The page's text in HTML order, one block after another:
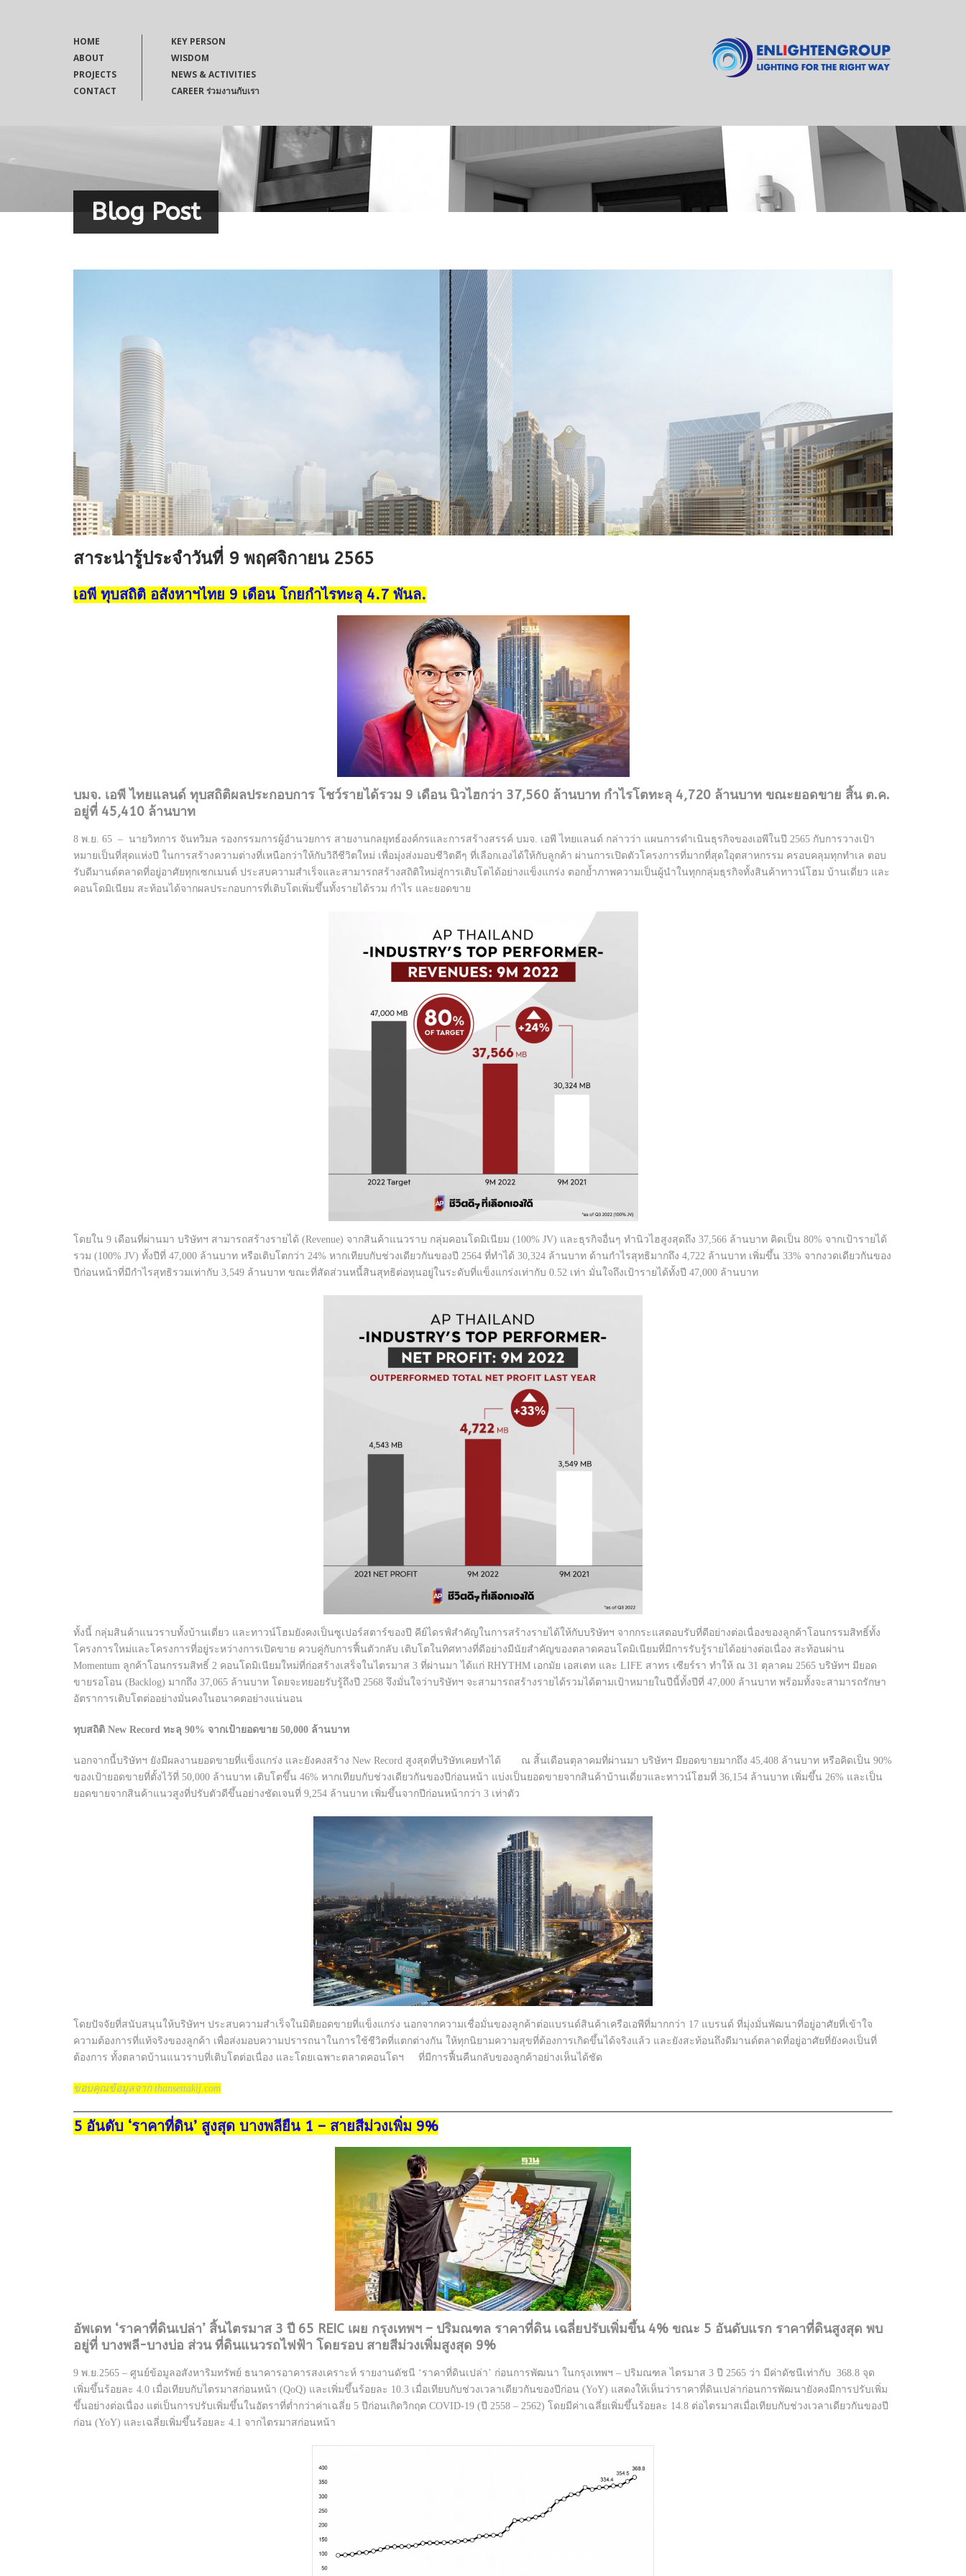
HOME
ABOUT
PROJECTS
CONTACT
KEY PERSON
WISDOM
NEWS & ACTIVITIES
CAREER ร่วมงานกับเรา
Blog Post
สาระน่ารู้ประจำวันที่ 9 พฤศจิกายน 2565
เอพี ทุบสถิติ อสังหาฯไทย 9 เดือน โกยกำไรทะลุ 4.7 พันล.
บมจ. เอพี ไทยแลนด์ ทุบสถิติผลประกอบการ โชว์รายได้รวม 9 เดือน นิวไฮกว่า 37,560 ล้านบาท กำไรโตทะลุ 4,720 ล้านบาท ขณะยอดขาย สิ้น ต.ค.
อยู่ที่ 45,410 ล้านบาท
8 พ.ย. 65 – นายวิทการ จันทวิมล รองกรรมการผู้อำนวยการ สายงานกลยุทธ์องค์กรและการสร้างสรรค์ บมจ. เอพี ไทยแลนด์ กล่าวว่า แผนการดำเนินธุรกิจของเอพีในปี 2565 กับการวางเป้า
หมายเป็นที่สุดแห่งปี ในการสร้างความต่างที่เหนือกว่าให้กับวิถีชีวิตใหม่ เพื่อมุ่งส่งมอบชีวิตดีๆ ที่เลือกเองได้ให้กับลูกค้า ผ่านการเปิดตัวโครงการที่มากที่สุดใอุตสาหกรรม ครอบคลุมทุกทำเล ตอบ
รับดีมานด์ตลาดที่อยู่อาศัยทุกเซกเมนต์ ประสบความสำเร็จและสามารถสร้างสถิติใหม่สู่การเติบโตได้อย่างแข็งแกร่ง ตอกย้ำภาพความเป็นผู้นำในทุกกลุ่มธุรกิจทั้งสินค้าทาวน์โฮม บ้านเดี่ยว และ
คอนโดมิเนียม สะท้อนได้จากผลประกอบการที่เติบโตเพิ่มขึ้นทั้งรายได้รวม กำไร และยอดขาย
โดยใน 9 เดือนที่ผ่านมา บริษัทฯ สามารถสร้างรายได้ (Revenue) จากสินค้าแนวราบ กลุ่มคอนโดมิเนียม (100% JV) และธุรกิจอื่นๆ ทำนิวไฮสูงสุดถึง 37,566 ล้านบาท คิดเป็น 80% จากเป้ารายได้
รวม (100% JV) ทั้งปีที่ 47,000 ล้านบาท หรือเติบโตกว่า 24% หากเทียบกับช่วงเดียวกันของปี 2564 ที่ทำได้ 30,324 ล้านบาท ด้านกำไรสุทธิมากถึง 4,722 ล้านบาท เพิ่มขึ้น 33% จากงวดเดียวกันของ
ปีก่อนหน้าที่มีกำไรสุทธิรวมเท่ากับ 3,549 ล้านบาท ขณะที่สัดส่วนหนี้สินสุทธิต่อทุนอยู่ในระดับที่แข็งแกร่งเท่ากับ 0.52 เท่า มั่นใจถึงเป้ารายได้ทั้งปี 47,000 ล้านบาท
ทั้งนี้ กลุ่มสินค้าแนวราบทั้งบ้านเดี่ยว และทาวน์โฮมยังคงเป็นซูเปอร์สตาร์ของปี คีย์ไดรฟ์สำคัญในการสร้างรายได้ให้กับบริษัทฯ จากกระแสตอบรับที่ดีอย่างต่อเนื่องของลูกค้าโอนกรรมสิทธิ์ทั้ง
โครงการใหม่และโครงการที่อยู่ระหว่างการเปิดขาย ควบคู่กับการฟื้นตัวกลับ เติบโตในทิศทางที่ดีอย่างมีนัยสำคัญของตลาดคอนโดมิเนียมที่มีการรับรู้รายได้อย่างต่อเนื่อง สะท้อนผ่าน
Momentum ลูกค้าโอนกรรมสิทธิ์ 2 คอนโดมิเนียมใหม่ที่ก่อสร้างเสร็จในไตรมาส 3 ที่ผ่านมา ได้แก่ RHYTHM เอกมัย เอสเตท และ LIFE สาทร เซียร์รา ทำให้ ณ 31 ตุลาคม 2565 บริษัทฯ มียอด
ขายรอโอน (Backlog) มากถึง 37,065 ล้านบาท โดยจะทยอยรับรู้ถึงปี 2568 จึงมั่นใจว่าบริษัทฯ จะสามารถสร้างรายได้รวมได้ตามเป้าหมายในปีนี้ทั้งปีที่ 47,000 ล้านบาท พร้อมทั้งจะสามารถรักษา
อัตราการเติบโตต่ออย่างมั่นคงในอนาคตอย่างแน่นอน
ทุบสถิติ New Record ทะลุ 90% จากเป้ายอดขาย 50,000 ล้านบาท
นอกจากนี้บริษัทฯ ยังมีผลงานยอดขายที่แข็งแกร่ง และยังคงสร้าง New Record สูงสุดที่บริษัทเคยทำได้ ณ สิ้นเดือนตุลาคมที่ผ่านมา บริษัทฯ มียอดขายมากถึง 45,408 ล้านบาท หรือคิดเป็น 90%
ของเป้ายอดขายที่ตั้งไว้ที่ 50,000 ล้านบาท เติบโตขึ้น 46% หากเทียบกับช่วงเดียวกันของปีก่อนหน้า แบ่งเป็นยอดขายจากสินค้าบ้านเดี่ยวและทาวน์โฮมที่ 36,154 ล้านบาท เพิ่มขึ้น 26% และเป็น
ยอดขายจากสินค้าแนวสูงที่ปรับตัวดีขึ้นอย่างชัดเจนที่ 9,254 ล้านบาท เพิ่มขึ้นจากปีก่อนหน้ากว่า 3 เท่าตัว
โดยปัจจัยที่สนับสนุนให้บริษัทฯ ประสบความสำเร็จในมิติยอดขายที่แข็งแกร่ง นอกจากความเชื่อมั่นของลูกค้าต่อแบรนด์สินค้าเครือเอพีที่มากกว่า 17 แบรนด์ ที่มุ่งมั่นพัฒนาที่อยู่อาศัยที่เข้าใจ
ความต้องการที่แท้จริงของลูกค้า เพื่อส่งมอบความปรารถนาในการใช้ชีวิตที่แตกต่างกัน ให้ทุกนิยามความสุขที่ต้องการเกิดขึ้นได้จริงแล้ว และยังสะท้อนถึงดีมานด์ตลาดที่อยู่อาศัยที่ยังคงเป็นที่
ต้องการ ทั้งตลาดบ้านแนวราบที่เติบโตต่อเนื่อง และโดยเฉพาะตลาดคอนโดฯ ที่มีการฟื้นคืนกลับของลูกค้าอย่างเห็นได้ชัด
ขอบคุณข้อมูลจาก thansettakij.com
5 อันดับ ‘ราคาที่ดิน’ สูงสุด บางพลียืน 1 – สายสีม่วงเพิ่ม 9%
อัพเดท ‘ราคาที่ดินเปล่า’ สิ้นไตรมาส 3 ปี 65 REIC เผย กรุงเทพฯ – ปริมณฑล ราคาที่ดิน เฉลี่ยปรับเพิ่มขึ้น 4% ขณะ 5 อันดับแรก ราคาที่ดินสูงสุด พบ
อยู่ที่ บางพลี-บางบ่อ ส่วน ที่ดินแนวรถไฟฟ้า โดยรอบ สายสีม่วงเพิ่มสูงสุด 9%
9 พ.ย.2565 – ศูนย์ข้อมูลอสังหาริมทรัพย์ ธนาคารอาคารสงเคราะห์ รายงานดัชนี ‘ราคาที่ดินเปล่า’ ก่อนการพัฒนา ในกรุงเทพฯ – ปริมณฑล ไตรมาส 3 ปี 2565 ว่า มีค่าดัชนีเท่ากับ 368.8 จุด
เพิ่มขึ้นร้อยละ 4.0 เมื่อเทียบกับไตรมาสก่อนหน้า (QoQ) และเพิ่มขึ้นร้อยละ 10.3 เมื่อเทียบกับช่วงเวลาเดียวกันของปีก่อน (YoY) แสดงให้เห็นว่าราคาที่ดินเปล่าก่อนการพัฒนายังคงมีการปรับเพิ่ม
ขึ้นอย่างต่อเนื่อง แต่เป็นการปรับเพิ่มขึ้นในอัตราที่ต่ำกว่าค่าเฉลี่ย 5 ปีก่อนเกิดวิกฤต COVID-19 (ปี 2558 – 2562) โดยมีค่าเฉลี่ยเพิ่มขึ้นร้อยละ 14.8 ต่อไตรมาสเมื่อเทียบกับช่วงเวลาเดียวกันของปี
ก่อน (YoY) และเฉลี่ยเพิ่มขึ้นร้อยละ 4.1 จากไตรมาสก่อนหน้า